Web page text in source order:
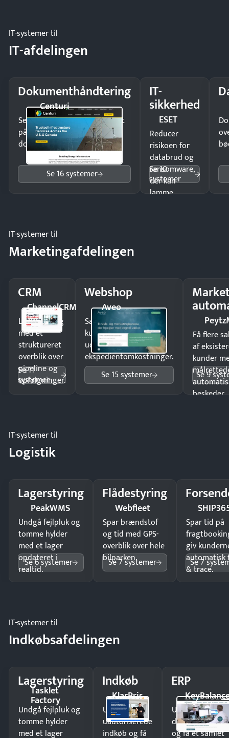
IT-systemer til
IT-afdelingen
Dokumenthåndtering
Centuri
Send kontrakter til underskrift
på minutter og mist ingen
dokumenter.
Se 16 systemer
IT-
sikkerhed
ESET
Reducer
risikoen for
databrud og
ransomware,
der kan
lamme
Se 10
systemer
IT-systemer til
Marketingafdelingen
CRM
ChannelCRM
Luk flere salg
med et
struktureret
overblik over
pipeline og
opfølgninger.
Se 11
systemer
Webshop
Aveo
Sælg produkter 24/7 til
kunder i hele landet
uden
ekspedientomkostninger.
Se 15 systemer
Få flere
af
kunder
beskeder.
Se 9
IT-systemer til
Logistik
Lagerstyring
PeakWMS
Undgå fejlpluk og
tomme hylder
med et lager
opdateret i
realtid.
Se 6 systemer
Flådestyring
Webfleet
Spar brændstof
og tid med GPS-
overblik over hele
bilparken.
Se 7 systemer
Spar tid på
giv
automatisk
& trace.
Se 7
IT-systemer til
Indkøbsafdelingen
Lagerstyring
Tasklet
Factory
Undgå fejlpluk og
tomme hylder
med et lager
Indkøb
KlarPris
Undgå
uautoriserede
indkøb og få
ERP
Undgå
og få ét samlet